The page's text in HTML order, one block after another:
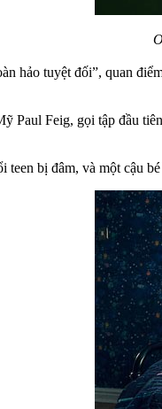
hảo tuyệt đối”, quan
Paul Feig, gọi tập đầu
teen bị đâm, và một cậu